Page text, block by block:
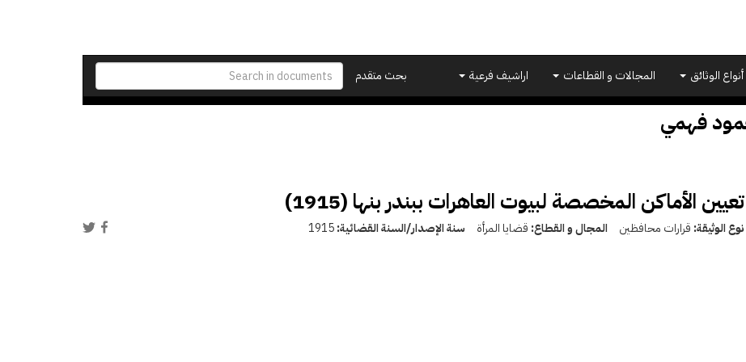
بحث متقدم
أنواع الوثائق المجالات و القطاعات اراشيف فرعية
فهمي
تعيين الأماكن المخصصة لبيوت العاهرات ببندر بنها (1915)
نوع الوثيقة: قرارات محافظين المجال و القطاع: قضايا المرأة سنة الإصدار/السنة القضائية:1915